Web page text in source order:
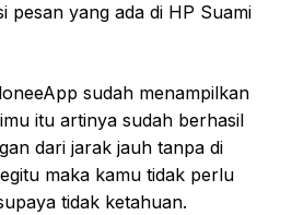
pesan yang ada di HP Suami
sudah menampilkan
itu artinya sudah berhasil
dari jarak jauh tanpa di
maka kamu tidak perlu
tidak ketahuan.